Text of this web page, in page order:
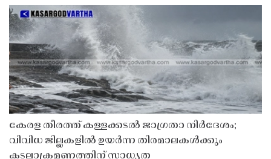
കേരള തീരത്ത് കള്ളക്കടൽ ജാഗ്രതാ നിർദേശം;
വിവിധ ജില്ലകളിൽ ഉയർന്ന തിരമാലകൾക്കും